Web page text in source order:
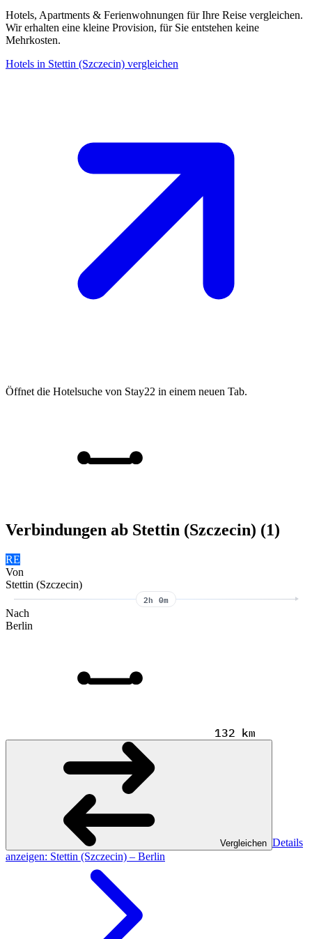
Hotels, Apartments & Ferienwohnungen für Ihre Reise vergleichen.
Wir erhalten eine kleine Provision, für Sie entstehen keine
Mehrkosten.
Hotels in Stettin (Szczecin) vergleichen
Öffnet die Hotelsuche von Stay22 in einem neuen Tab.
Verbindungen ab Stettin (Szczecin) (1)
RE
Von
Stettin (Szczecin)
2h 0m
Nach
Berlin
132 km
Vergleichen Details
anzeigen: Stettin (Szczecin) – Berlin